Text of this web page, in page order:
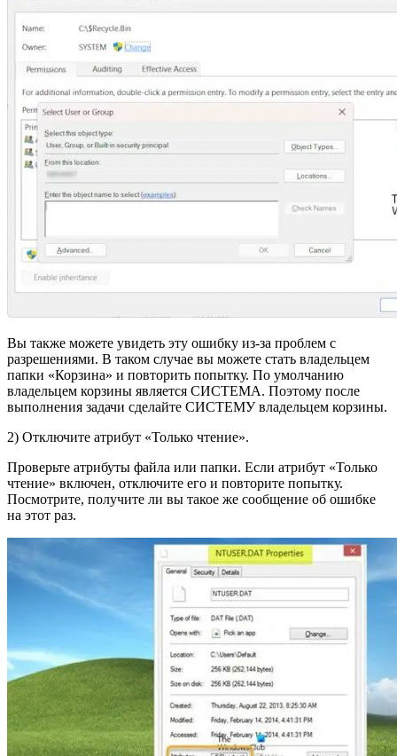
Вы также можете увидеть эту ошибку из-за проблем с
разрешениями. В таком случае вы можете стать владельцем
папки «Корзина» и повторить попытку. По умолчанию
владельцем корзины является СИСТЕМА. Поэтому после
выполнения задачи сделайте СИСТЕМУ владельцем корзины.
2) Отключите атрибут «Только чтение».
Проверьте атрибуты файла или папки. Если атрибут «Только
чтение» включен, отключите его и повторите попытку.
Посмотрите, получите ли вы такое же сообщение об ошибке
на этот раз.